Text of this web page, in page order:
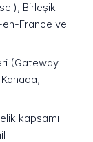
Birleşik
en-France ve
(Gateway
kapsamı